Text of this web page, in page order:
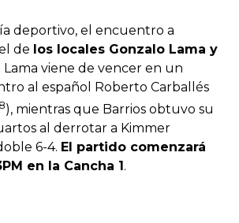
deportivo, el encuentro a
de los locales Gonzalo Lama y
Lama viene de vencer en un
al español Roberto Carballés
), mientras que Barrios obtuvo su
al derrotar a Kimmer
6-4. El partido comenzará
en la Cancha 1.